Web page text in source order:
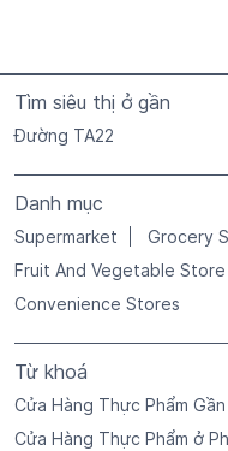
Tìm siêu thị ở gần
Đường TA22
Danh mục
Supermarket Grocery
Fruit And Vegetable Store
Convenience Stores
Từ khoá
Cửa Hàng Thực Phẩm
Cửa Hàng Thực Phẩm ở